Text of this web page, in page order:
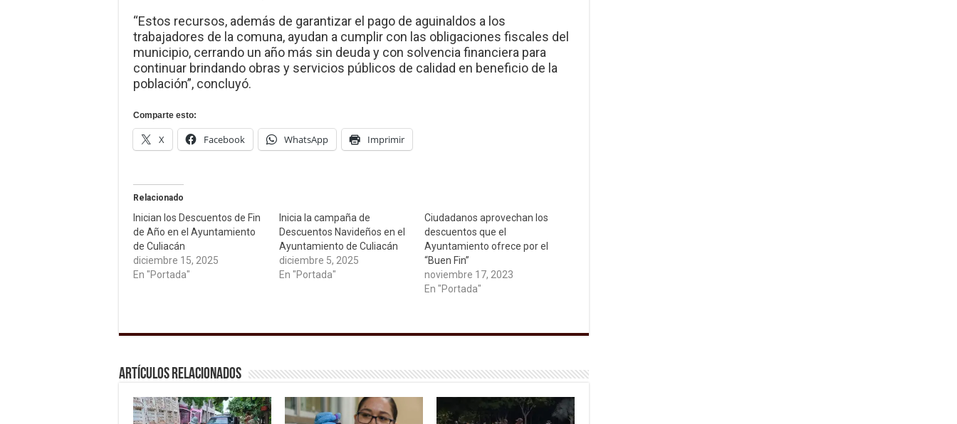
“Estos recursos, además de garantizar el pago de aguinaldos a los
trabajadores de la comuna, ayudan a cumplir con las obligaciones fiscales del
municipio, cerrando un año más sin deuda y con solvencia financiera para
continuar brindando obras y servicios públicos de calidad en beneficio de la
población”, concluyó.
Comparte esto:
X Facebook WhatsApp Imprimir
Relacionado
Inician los Descuentos de Fin
de Año en el Ayuntamiento
de Culiacán
diciembre 15, 2025
En "Portada"
Inicia la campaña de
Descuentos Navideños en el
Ayuntamiento de Culiacán
diciembre 5, 2025
En "Portada"
Ciudadanos aprovechan los
descuentos que el
Ayuntamiento ofrece por el
“Buen Fin”
noviembre 17, 2023
En "Portada"
Artículos relacionados